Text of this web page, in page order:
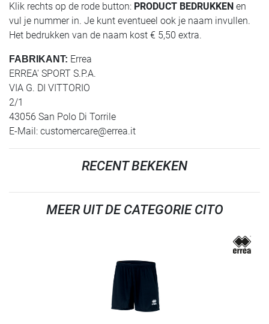
Klik rechts op de rode button: PRODUCT BEDRUKKEN en
vul je nummer in. Je kunt eventueel ook je naam invullen.
Het bedrukken van de naam kost € 5,50 extra.
FABRIKANT: Errea
ERREA' SPORT S.P.A.
VIA G. DI VITTORIO
2/1
43056 San Polo Di Torrile
E-Mail: customercare@errea.it
RECENT BEKEKEN
MEER UIT DE CATEGORIE CITO